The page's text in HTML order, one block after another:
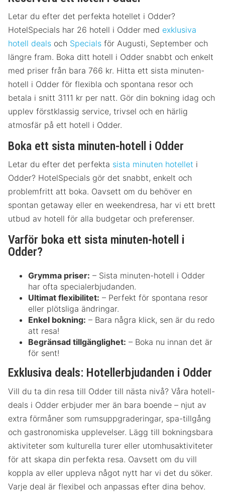
Letar du efter det perfekta hotellet i Odder?
HotelSpecials har 26 hotell i Odder med exklusiva
hotell deals och Specials för Augusti, September och
längre fram. Boka ditt hotell i Odder snabbt och enkelt
med priser från bara 766 kr. Hitta ett sista minuten-
hotell i Odder för flexibla och spontana resor och
betala i snitt 3111 kr per natt. Gör din bokning idag och
upplev förstklassig service, trivsel och en härlig
atmosfär på ett hotell i Odder.
Boka ett sista minuten-hotell i Odder
Letar du efter det perfekta sista minuten hotellet i
Odder? HotelSpecials gör det snabbt, enkelt och
problemfritt att boka. Oavsett om du behöver en
spontan getaway eller en weekendresa, har vi ett brett
utbud av hotell för alla budgetar och preferenser.
Varför boka ett sista minuten-hotell i
Odder?
Grymma priser: – Sista minuten-hotell i Odder
har ofta specialerbjudanden.
Ultimat flexibilitet: – Perfekt för spontana resor
eller plötsliga ändringar.
Enkel bokning: – Bara några klick, sen är du redo
att resa!
Begränsad tillgänglighet: – Boka nu innan det är
för sent!
Exklusiva deals: Hotellerbjudanden i Odder
Vill du ta din resa till Odder till nästa nivå? Våra hotell-
deals i Odder erbjuder mer än bara boende – njut av
extra förmåner som rumsuppgraderingar, spa-tillgång
och gastronomiska upplevelser. Lägg till bokningsbara
aktiviteter som kulturella turer eller utomhusaktiviteter
för att skapa din perfekta resa. Oavsett om du vill
koppla av eller uppleva något nytt har vi det du söker.
Varje deal är flexibel och anpassas efter dina behov.